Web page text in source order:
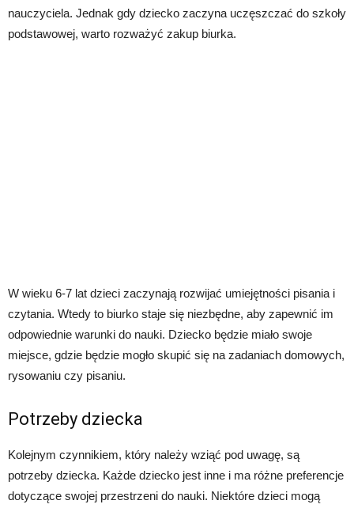
nauczyciela. Jednak gdy dziecko zaczyna uczęszczać do szkoły
podstawowej, warto rozważyć zakup biurka.
W wieku 6-7 lat dzieci zaczynają rozwijać umiejętności pisania i
czytania. Wtedy to biurko staje się niezbędne, aby zapewnić im
odpowiednie warunki do nauki. Dziecko będzie miało swoje
miejsce, gdzie będzie mogło skupić się na zadaniach domowych,
rysowaniu czy pisaniu.
Potrzeby dziecka
Kolejnym czynnikiem, który należy wziąć pod uwagę, są
potrzeby dziecka. Każde dziecko jest inne i ma różne preferencje
dotyczące swojej przestrzeni do nauki. Niektóre dzieci mogą